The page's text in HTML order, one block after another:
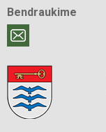
Bendraukime